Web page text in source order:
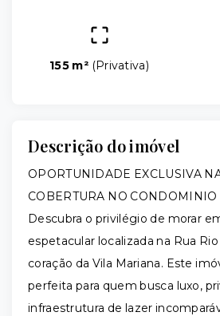
155 m² (Privativa)
Descrição do imóvel
OPORTUNIDADE EXCLUSIVA
COBERTURA NO CONDOMINIO
Descubra o privilégio de morar
espetacular localizada na Rua Rio
coração da Vila Mariana. Este
perfeita para quem busca luxo,
infraestrutura de lazer